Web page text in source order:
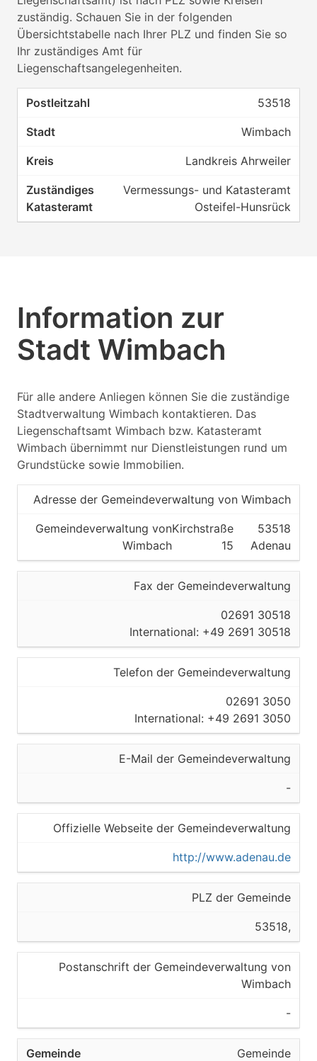
zuständig. Schauen Sie in der folgenden
Übersichtstabelle nach Ihrer PLZ und finden Sie so
Ihr zuständiges Amt für
Liegenschaftsangelegenheiten.
53518
Wimbach
Landkreis Ahrweiler
Vermessungs- und Katasteramt
Osteifel-Hunsrück
Information zur
Stadt Wimbach
Für alle andere Anliegen können Sie die zuständige
Stadtverwaltung Wimbach kontaktieren. Das
Liegenschaftsamt Wimbach bzw. Katasteramt
Wimbach übernimmt nur Dienstleistungen rund um
Grundstücke sowie Immobilien.
Adresse der Gemeindeverwaltung von Wimbach
Gemeindeverwaltung von
Wimbach
Kirchstraße
15
53518
Adenau
Fax der Gemeindeverwaltung
02691 30518
International: +49 2691 30518
Telefon der Gemeindeverwaltung
02691 3050
International: +49 2691 3050
E-Mail der Gemeindeverwaltung
-
Offizielle Webseite der Gemeindeverwaltung
http://www.adenau.de
PLZ der Gemeinde
53518,
Postanschrift der Gemeindeverwaltung von
Wimbach
-
Gemeinde